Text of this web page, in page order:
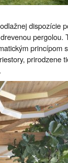
dispozície
pergolou.
princípom
prirodzene